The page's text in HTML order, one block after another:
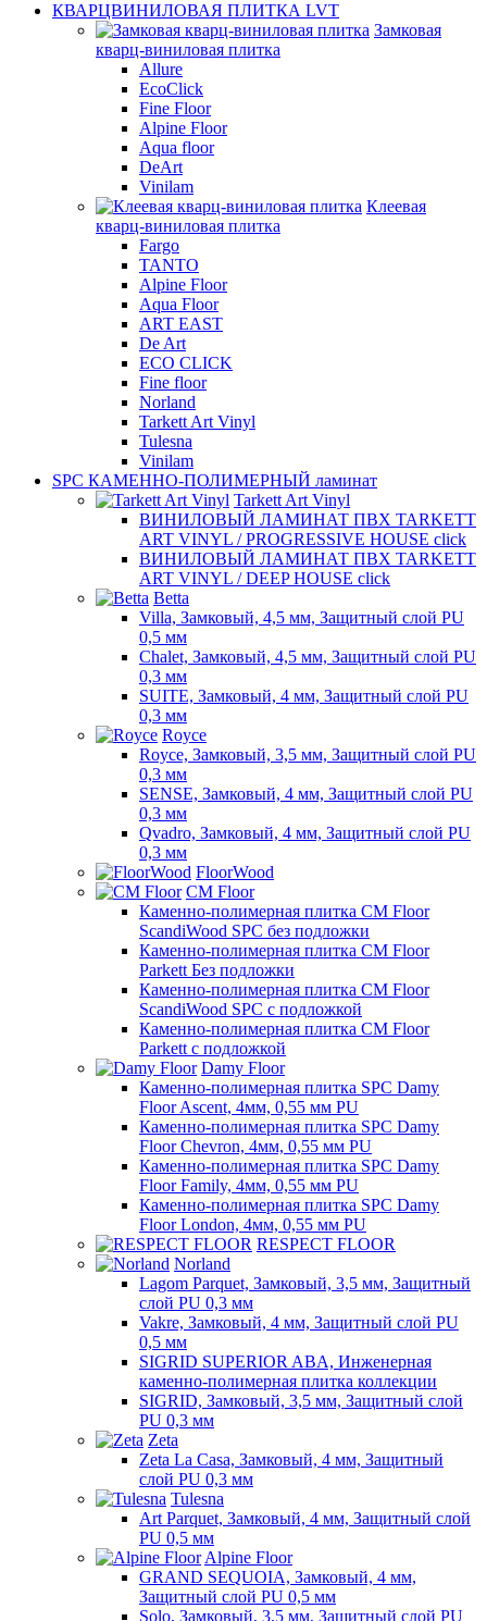
КВАРЦВИНИЛОВАЯ ПЛИТКА LVT
Замковая
кварц-виниловая плитка
Allure
EcoClick
Fine Floor
Alpine Floor
Aqua floor
DeArt
Vinilam
Клеевая
кварц-виниловая плитка
Fargo
TANTO
Alpine Floor
Aqua Floor
ART EAST
De Art
ECO CLICK
Fine floor
Norland
Tarkett Art Vinyl
Tulesna
Vinilam
SPC КАМЕННО-ПОЛИМЕРНЫЙ ламинат
Tarkett Art Vinyl
ВИНИЛОВЫЙ ЛАМИНАТ ПВХ TARKETT
ART VINYL / PROGRESSIVE HOUSE click
ВИНИЛОВЫЙ ЛАМИНАТ ПВХ TARKETT
ART VINYL / DEEP HOUSE click
Betta
Villa, Замковый, 4,5 мм, Защитный слой PU
0,5 мм
Chalet, Замковый, 4,5 мм, Защитный слой PU
0,3 мм
SUITE, Замковый, 4 мм, Защитный слой PU
0,3 мм
Royce
Royce, Замковый, 3,5 мм, Защитный слой PU
0,3 мм
SENSE, Замковый, 4 мм, Защитный слой PU
0,3 мм
Qvadro, Замковый, 4 мм, Защитный слой PU
0,3 мм
FloorWood
CM Floor
Каменно-полимерная плитка CM Floor
ScandiWood SPC без подложки
Каменно-полимерная плитка CM Floor
Parkett Без подложки
Каменно-полимерная плитка CM Floor
ScandiWood SPC с подложкой
Каменно-полимерная плитка CM Floor
Parkett с подложкой
Damy Floor
Каменно-полимерная плитка SPC Damy
Floor Ascent, 4мм, 0,55 мм PU
Каменно-полимерная плитка SPC Damy
Floor Chevron, 4мм, 0,55 мм PU
Каменно-полимерная плитка SPC Damy
Floor Family, 4мм, 0,55 мм PU
Каменно-полимерная плитка SPC Damy
Floor London, 4мм, 0,55 мм PU
RESPECT FLOOR
Norland
Lagom Parquet, Замковый, 3,5 мм, Защитный
слой PU 0,3 мм
Vakre, Замковый, 4 мм, Защитный слой PU
0,5 мм
SIGRID SUPERIOR ABA, Инженерная
каменно-полимерная плитка коллекции
SIGRID, Замковый, 3,5 мм, Защитный слой
PU 0,3 мм
Zeta
Zeta La Casa, Замковый, 4 мм, Защитный
слой PU 0,3 мм
Tulesna
Art Parquet, Замковый, 4 мм, Защитный слой
PU 0,5 мм
Alpine Floor
GRAND SEQUOIA, Замковый, 4 мм,
Защитный слой PU 0,5 мм
Solo, Замковый, 3,5 мм, Защитный слой PU